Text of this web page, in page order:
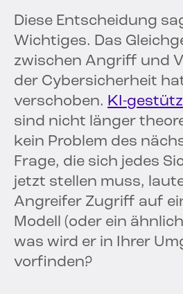
Diese Entscheidung
Wichtiges. Das
zwischen Angriff und
der Cybersicherheit
verschoben. KI-
sind nicht länger
kein Problem des
Frage, die sich jedes
jetzt stellen muss,
Angreifer Zugriff auf
Modell (oder ein
was wird er in Ihrer
vorfinden?